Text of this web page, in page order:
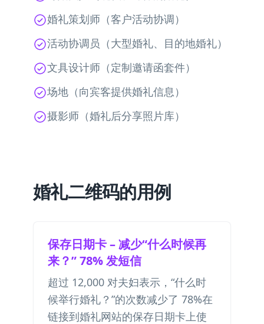
婚礼策划师（客户活动协调）
活动协调员（大型婚礼、目的地婚礼）
文具设计师（定制邀请函套件）
场地（向宾客提供婚礼信息）
摄影师（婚礼后分享照片库）
婚礼二维码的用例
保存日期卡 – 减少“什么时候再
来？” 78% 发短信
超过 12,000 对夫妇表示，“什么时
候举行婚礼？”的次数减少了 78%在
链接到婚礼网站的保存日期卡上使